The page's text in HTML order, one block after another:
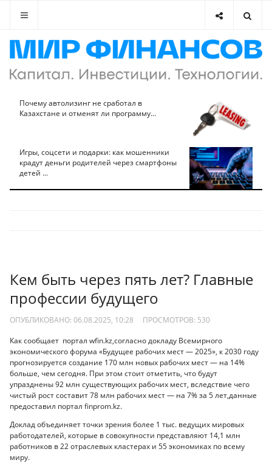
Почему автолизинг не сработал в
Казахстане и отменят ли программу...
Игры, соцсети и подарки: как мошенники
крадут деньги родителей через смартфоны
детей ...
Кем быть через пять лет? Главные
профессии будущего
ОПУБЛИКОВАНО: 06.08.2025, 10:28 ПРОСМОТРОВ: 530
Как сообщает портал wfin.kz,согласно докладу Всемирного
экономического форума «Будущее рабочих мест — 2025», к 2030 году
прогнозируется создание 170 млн новых рабочих мест — на 14%
больше, чем сегодня. При этом стоит отметить, что будут
упразднены 92 млн существующих рабочих мест, вследствие чего
чистый рост составит 78 млн рабочих мест — на 7% за 5 лет,данные
предоставил портал finprom.kz.
Доклад объединяет точки зрения более 1 тыс. ведущих мировых
работодателей, которые в совокупности представляют 14,1 млн
работников в 22 отраслевых кластерах и 55 экономиках по всему
миру.